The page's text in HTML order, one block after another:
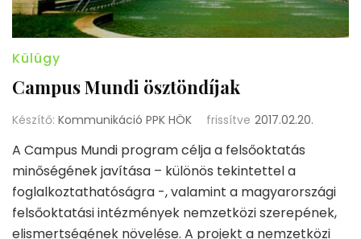
Külügy
Campus Mundi ösztöndíjak
Készítő: Kommunikáció PPK HÖK frissítve 2017.02.20.
A Campus Mundi program célja a felsőoktatás
minőségének javítása – különös tekintettel a
foglalkoztathatóságra -, valamint a magyarországi
felsőoktatási intézmények nemzetközi szerepének,
elismertségének növelése. A projekt a nemzetközi